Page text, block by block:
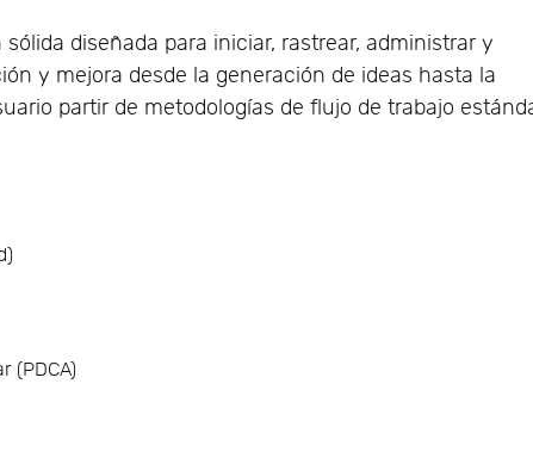
diseñada para iniciar, rastrear, administrar y
y mejora desde la generación de ideas hasta la
partir de metodologías de flujo de trabajo
(PDCA)